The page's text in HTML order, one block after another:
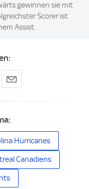
gewinnen sie mit
Scorer ist
Assist.
Hurricanes
Canadiens